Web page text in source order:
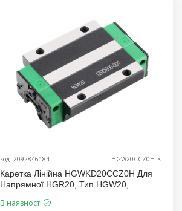
код: 2092846184 HGW20CCZ0H_K
Каретка Лінійна HGWKD20CCZ0H Для
Напрямної HGR20, Тип HGW20,
В наявності